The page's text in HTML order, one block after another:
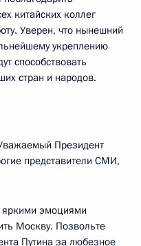
китайских коллег
Уверен, что нынешний
укреплению
способствовать
стран и народов.
Президент
представители СМИ,
яркими эмоциями
Москву. Позвольте
Путина за любезное